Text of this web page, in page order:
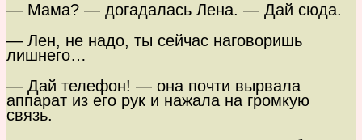
— Мама? — догадалась Лена. — Дай сюда.
— Лен, не надо, ты сейчас наговоришь
лишнего…
— Дай телефон! — она почти вырвала
аппарат из его рук и нажала на громкую
связь.